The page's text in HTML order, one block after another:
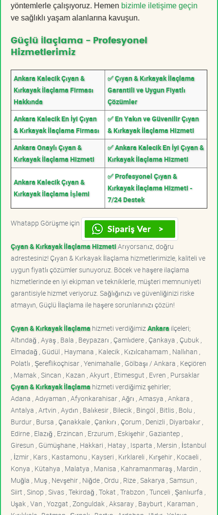
yöntemlerle çalışıyoruz. Hemen bizimle iletişime geçin
ve sağlıklı yaşam alanlarına kavuşun.
Güçlü İlaçlama - Profesyonel
Hizmetlerimiz
Ankara Kalecik Çıyan &
Kırkayak İlaçlama Firması
Hakkında
✅ Çıyan & Kırkayak İlaçlama
Garantili ve Uygun Fiyatlı
Çözümler
Ankara Kalecik En İyi Çıyan
& Kırkayak İlaçlama Firması
✅ En Yakın ve Güvenilir Çıyan
& Kırkayak İlaçlama Hizmeti
Ankara Onaylı Çıyan &
Kırkayak İlaçlama Hizmeti
✅ Ankara Kalecik En İyi Çıyan &
Kırkayak İlaçlama Hizmeti
Ankara Kalecik Çıyan &
Kırkayak İlaçlama İşlemi
✅ Profesyonel Çıyan &
Kırkayak İlaçlama Hizmeti -
7/24 Destek
Whatapp Görüşme için
Çıyan & Kırkayak İlaçlama HizmetiArıyorsanız, doğru
adrestesiniz! Çıyan & Kırkayak İlaçlama hizmetlerimizle, kaliteli ve
uygun fiyatlı çözümler sunuyoruz. Böcek ve haşere ilaçlama
hizmetlerinde en iyi ekipman ve tekniklerle, müşteri memnuniyeti
garantisiyle hizmet veriyoruz. Sağlığınızı ve güvenliğinizi riske
atmayın, Güçlü İlaçlama ile haşere sorunlarınızı çözün!
Çıyan & Kırkayak İlaçlama hizmeti verdiğimiz Ankara ilçeleri;
Altındağ , Ayaş , Bala , Beypazarı , Çamlıdere , Çankaya , Çubuk ,
Elmadağ , Güdül , Haymana , Kalecik , Kızılcahamam , Nallıhan ,
Polatlı , Şereflikoçhisar , Yenimahalle , Gölbaşı / Ankara , Keçiören
, Mamak , Sincan , Kazan , Akyurt , Etimesgut , Evren , Pursaklar
Çıyan & Kırkayak İlaçlama hizmeti verdiğimiz şehirler;
Adana , Adıyaman , Afyonkarahisar , Ağrı , Amasya , Ankara ,
Antalya , Artvin , Aydın , Balıkesir , Bilecik , Bingöl , Bitlis , Bolu ,
Burdur , Bursa , Çanakkale , Çankırı , Çorum , Denizli , Diyarbakır ,
Edirne , Elazığ , Erzincan , Erzurum , Eskişehir , Gaziantep ,
Giresun , Gümüşhane , Hakkari , Hatay , Isparta , Mersin , İstanbul
, İzmir , Kars , Kastamonu , Kayseri , Kırklareli , Kırşehir , Kocaeli ,
Konya , Kütahya , Malatya , Manisa , Kahramanmaraş , Mardin ,
Muğla , Muş , Nevşehir , Niğde , Ordu , Rize , Sakarya , Samsun ,
Siirt , Sinop , Sivas , Tekirdağ , Tokat , Trabzon , Tunceli , Şanlıurfa ,
Uşak , Van , Yozgat , Zonguldak , Aksaray , Bayburt , Karaman ,